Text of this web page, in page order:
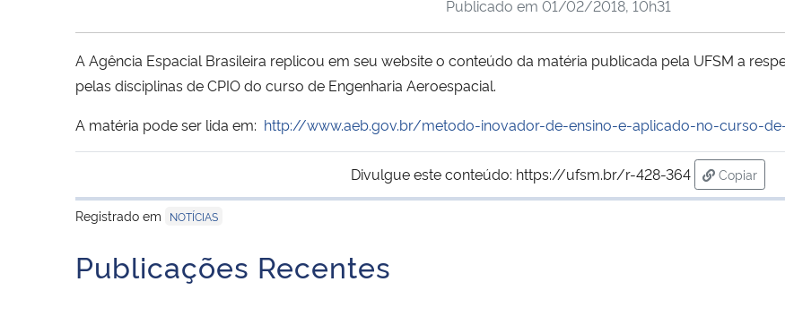
Publicado em 01/02/2018, 10h31
A Agência Espacial Brasileira replicou em seu website o conteúdo da matéria publicada pela UFSM a
pelas disciplinas de CPIO do curso de Engenharia Aeroespacial.
A matéria pode ser lida em: http://www.aeb.gov.br/metodo-inovador-de-ensino-e-aplicado-no-curso-
Divulgue este conteúdo: https://ufsm.br/r-428-364
Copiar
para
Registrado em
NOTÍCIAS
Publicações Recentes